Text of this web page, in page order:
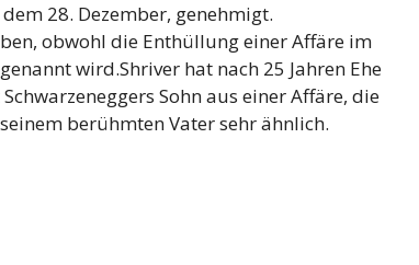
28. Dezember, genehmigt.
obwohl die Enthüllung einer Affäre im
wird.Shriver hat nach 25 Jahren Ehe
Sohn aus einer Affäre, die
berühmten Vater sehr ähnlich.